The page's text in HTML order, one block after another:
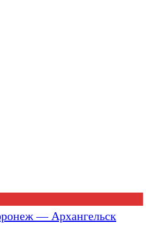
— Архангельск